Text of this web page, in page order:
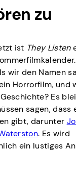
zu
ist They Listen
wir den Namen
Horrorfilm, und
Es
sagen, dass
gibt, darunter
. Es wird
ein lustiges